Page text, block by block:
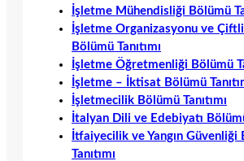
İşletme Mühendisliği Bölümü
İşletme Organizasyonu ve
Bölümü Tanıtımı
İşletme Öğretmenliği Bölümü
İşletme – İktisat Bölümü
İşletmecilik Bölümü Tanıtımı
İtalyan Dili ve Edebiyatı Bölümü
İtfaiyecilik ve Yangın Güvenliği
Tanıtımı